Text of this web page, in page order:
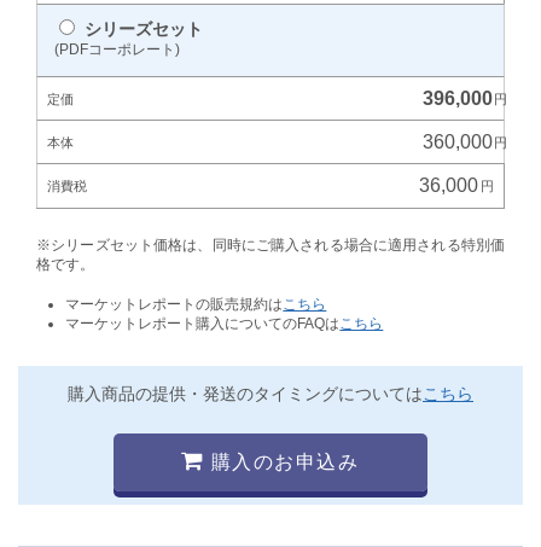
シリーズセット
(PDFコーポレート)
396,000
360,000
36,000
※シリーズセット価格は、同時にご購入される場合に適用される特別価
格です。
マーケットレポートの販売規約は こちら
マーケットレポート購入についてのFAQは こちら
購入商品の提供・発送のタイミングについてはこちら
購入のお申込み